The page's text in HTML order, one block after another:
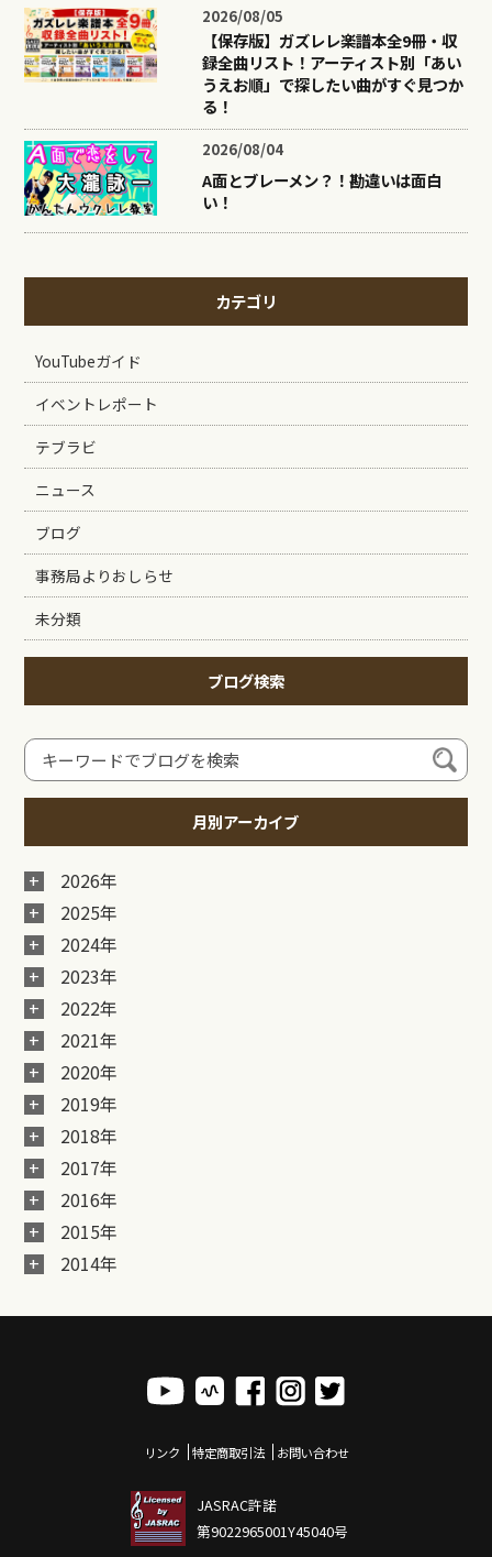
2026/08/05
【保存版】ガズレレ楽譜本全9冊・収
録全曲リスト！アーティスト別「あい
うえお順」で探したい曲がすぐ見つか
る！
2026/08/04
A面とブレーメン？！勘違いは面白
い！
カテゴリ
YouTubeガイド
イベントレポート
テブラビ
ニュース
ブログ
事務局よりおしらせ
未分類
ブログ検索
月別アーカイブ
2026年
2025年
2024年
2023年
2022年
2021年
2020年
2019年
2018年
2017年
2016年
2015年
2014年
リンク 特定商取引法 お問い合わせ
JASRAC許諾
第9022965001Y45040号